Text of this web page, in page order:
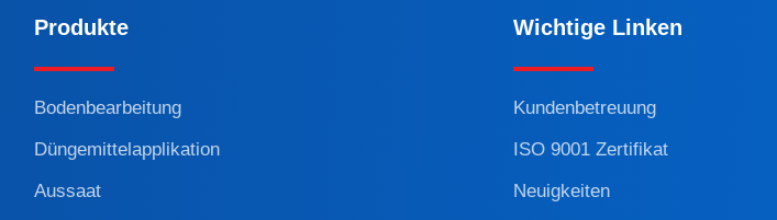
Produkte
Bodenbearbeitung
Düngemittelapplikation
Aussaat
Wichtige Linken
Kundenbetreuung
ISO 9001 Zertifikat
Neuigkeiten